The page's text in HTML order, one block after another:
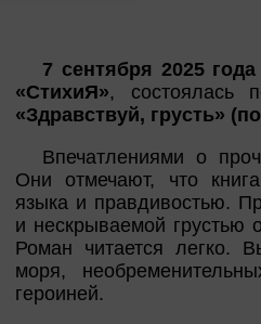
7 сентября 2025 года
«СтихиЯ», состоялась
«Здравствуй, грусть»
Впечатлениями о
Они отмечают, что
языка и правдивостью.
и нескрываемой грустью
Роман читается легко.
моря,
героиней.